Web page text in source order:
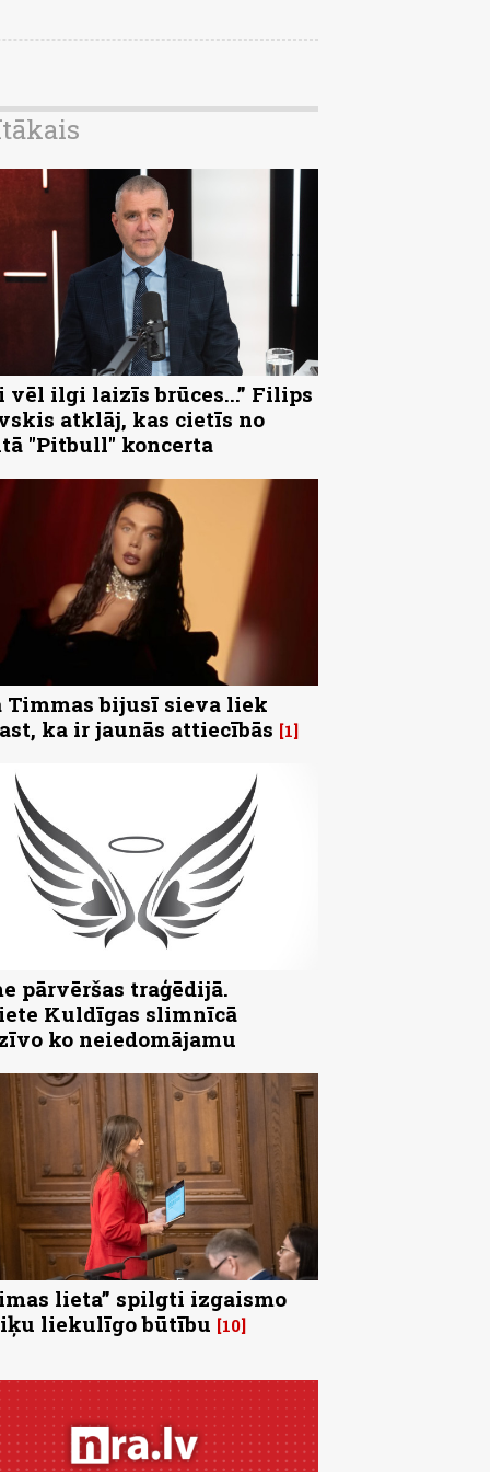
vēl ilgi laizīs brūces...” Filips
atklāj, kas cietīs no
"Pitbull" koncerta
Timmas bijusī sieva liek
ka ir jaunās attiecībās 1
pārvēršas traģēdijā.
Kuldīgas slimnīcā
ko neiedomājamu
lieta” spilgti izgaismo
liekulīgo būtību
10